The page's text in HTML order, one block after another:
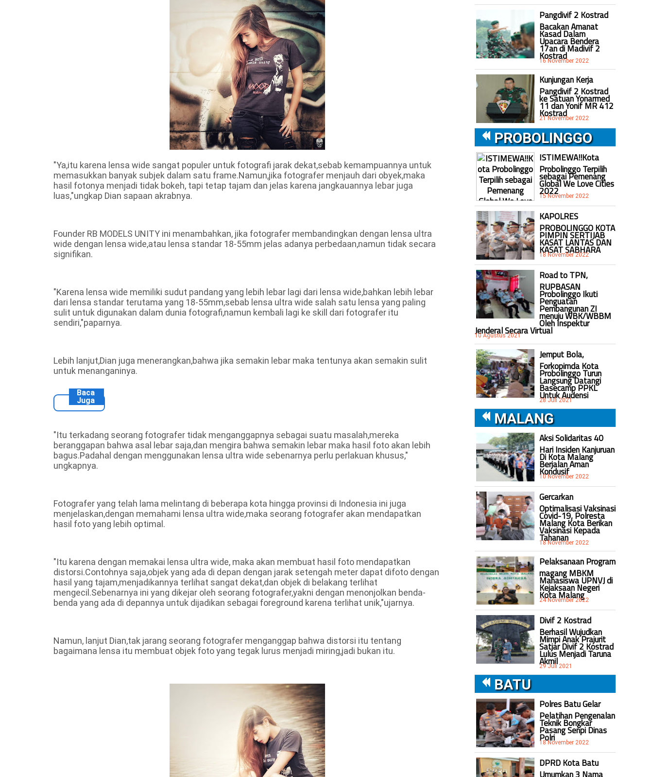
"Ya,itu karena lensa wide sangat populer untuk fotografi jarak dekat,sebab kemampuannya untuk
memasukkan banyak subjek dalam satu frame.Namun,jika fotografer menjauh dari obyek,maka
hasil fotonya menjadi tidak bokeh, tapi tetap tajam dan jelas karena jangkauannya lebar juga
luas,"ungkap Dian sapaan akrabnya.
Founder RB MODELS UNITY ini menambahkan, jika fotografer membandingkan dengan lensa ultra
wide dengan lensa wide,atau lensa standar 18-55mm jelas adanya perbedaan,namun tidak secara
signifikan.
"Karena lensa wide memiliki sudut pandang yang lebih lebar lagi dari lensa wide,bahkan lebih lebar
dari lensa standar terutama yang 18-55mm,sebab lensa ultra wide salah satu lensa yang paling
sulit untuk digunakan dalam dunia fotografi,namun kembali lagi ke skill dari fotografer itu
sendiri,"paparnya.
Lebih lanjut,Dian juga menerangkan,bahwa jika semakin lebar maka tentunya akan semakin sulit
untuk menanganinya.
Baca
Juga
"Itu terkadang seorang fotografer tidak menganggapnya sebagai suatu masalah,mereka
beranggapan bahwa asal lebar saja,dan mengira bahwa semakin lebar maka hasil foto akan lebih
bagus.Padahal dengan menggunakan lensa ultra wide sebenarnya perlu perlakuan khusus,"
ungkapnya.
Fotografer yang telah lama melintang di beberapa kota hingga provinsi di Indonesia ini juga
menjelaskan,dengan memahami lensa ultra wide,maka seorang fotografer akan mendapatkan
hasil foto yang lebih optimal.
"Itu karena dengan memakai lensa ultra wide, maka akan membuat hasil foto mendapatkan
distorsi.Contohnya saja,objek yang ada di depan dengan jarak setengah meter dapat difoto dengan
hasil yang tajam,menjadikannya terlihat sangat dekat,dan objek di belakang terlihat
mengecil.Sebenarnya ini yang dikejar oleh seorang fotografer,yakni dengan menonjolkan benda-
benda yang ada di depannya untuk dijadikan sebagai foreground karena terlihat unik,"ujarnya.
Namun, lanjut Dian,tak jarang seorang fotografer menganggap bahwa distorsi itu tentang
bagaimana lensa itu membuat objek foto yang tegak lurus menjadi miring,jadi bukan itu.
Pangdivif 2 Kostrad
Bacakan Amanat
Kasad Dalam
Upacara Bendera
17an di Madivif 2
Kostrad
16 November 2022
Kunjungan Kerja
Pangdivif 2 Kostrad
ke Satuan Yonarmed
11 dan Yonif MR 412
Kostrad
21 November 2022
PROBOLINGGO
ISTIMEWA!!Kota
Probolinggo Terpilih
sebagai Pemenang
Global We Love Cities
2022
15 November 2022
KAPOLRES
PROBOLINGGO KOTA
PIMPIN SERTIJAB
KASAT LANTAS DAN
KASAT SABHARA
18 November 2022
Road to TPN,
RUPBASAN
Probolinggo Ikuti
Penguatan
Pembangunan ZI
menuju WBK/WBBM
Oleh Inspektur
Jenderal Secara Virtual
10 Agustus 2021
Jemput Bola,
Forkopimda Kota
Probolinggo Turun
Langsung Datangi
Basecamp PPKL
Untuk Audensi
28 Juli 2021
MALANG
Aksi Solidaritas 40
Hari Insiden Kanjuruan
Di Kota Malang
Berjalan Aman
Kondusif
10 November 2022
Gercarkan
Optimalisasi Vaksinasi
Covid-19, Polresta
Malang Kota Berikan
Vaksinasi Kepada
Tahanan
18 November 2022
Pelaksanaan Program
magang MBKM
Mahasiswa UPNVJ di
Kejaksaan Negeri
Kota Malang
24 November 2022
Divif 2 Kostrad
Berhasil Wujudkan
Mimpi Anak Prajurit
Satjar Divif 2 Kostrad
Lulus Menjadi Taruna
Akmil
29 Juli 2021
BATU
Polres Batu Gelar
Pelatihan Pengenalan
Teknik Bongkar
Pasang Senpi Dinas
Polri
18 November 2022
DPRD Kota Batu
Umumkan 3 Nama